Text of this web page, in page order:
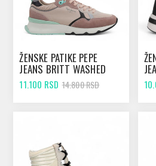
ŽENSKE PATIKE PEPE
JEANS BRITT WASHED
PINK
11.100 RSD 14.800 RSD